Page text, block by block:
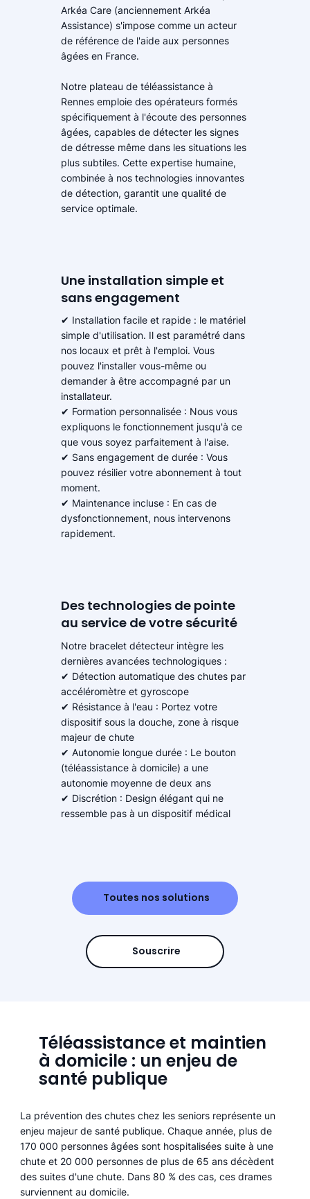
Arkéa Care (anciennement Arkéa
Assistance) s'impose comme un acteur
de référence de l'aide aux personnes
âgées en France.
Notre plateau de téléassistance à
Rennes emploie des opérateurs formés
spécifiquement à l'écoute des personnes
âgées, capables de détecter les signes
de détresse même dans les situations les
plus subtiles. Cette expertise humaine,
combinée à nos technologies innovantes
de détection, garantit une qualité de
service optimale.
Une installation simple et
sans engagement
✔ Installation facile et rapide : le matériel
simple d'utilisation. Il est paramétré dans
nos locaux et prêt à l'emploi. Vous
pouvez l'installer vous-même ou
demander à être accompagné par un
installateur.
✔ Formation personnalisée : Nous vous
expliquons le fonctionnement jusqu'à ce
que vous soyez parfaitement à l'aise.
✔ Sans engagement de durée : Vous
pouvez résilier votre abonnement à tout
moment.
✔ Maintenance incluse : En cas de
dysfonctionnement, nous intervenons
rapidement.
Des technologies de pointe
au service de votre sécurité
Notre bracelet détecteur intègre les
dernières avancées technologiques :
✔ Détection automatique des chutes par
accéléromètre et gyroscope
✔ Résistance à l'eau : Portez votre
dispositif sous la douche, zone à risque
majeur de chute
✔ Autonomie longue durée : Le bouton
(téléassistance à domicile) a une
autonomie moyenne de deux ans
✔ Discrétion : Design élégant qui ne
ressemble pas à un dispositif médical
Toutes nos solutions
Souscrire
Téléassistance et maintien
à domicile : un enjeu de
santé publique
La prévention des chutes chez les seniors représente un
enjeu majeur de santé publique. Chaque année, plus de
170 000 personnes âgées sont hospitalisées suite à une
chute et 20 000 personnes de plus de 65 ans décèdent
des suites d'une chute. Dans 80 % des cas, ces drames
surviennent au domicile.